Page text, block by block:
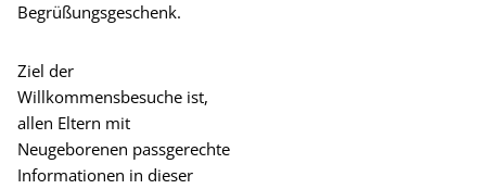
Begrüßungsgeschenk.
Ziel der
Willkommensbesuche ist,
allen Eltern mit
Neugeborenen passgerechte
Informationen in dieser